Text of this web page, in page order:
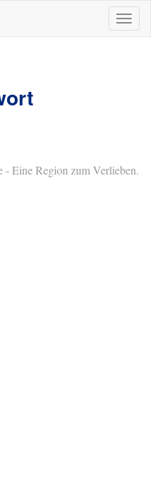
ein-/
- Eine Region zum Verlieben.